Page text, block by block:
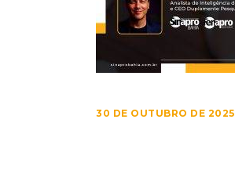
30 DE OUTUBRO DE 2025